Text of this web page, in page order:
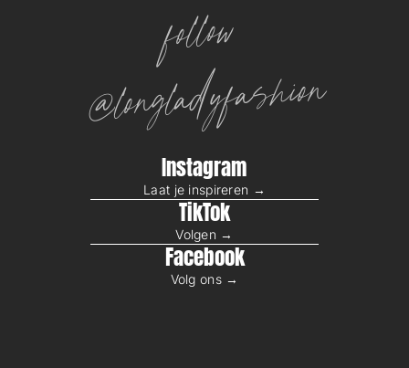
follow
@longladyfashion
Instagram
Laat je inspireren →
TikTok
Volgen →
Facebook
Volg ons →